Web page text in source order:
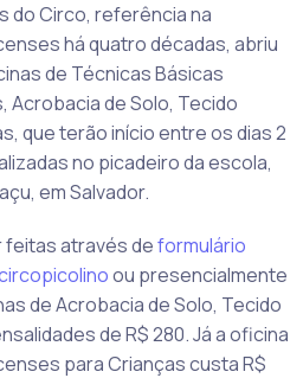
do Circo, referência na
há quatro décadas, abriu
de Técnicas Básicas
Acrobacia de Solo, Tecido
que terão início entre os dias 2
no picadeiro da escola,
em Salvador.
feitas através deformulário
ou presencialmente
de Acrobacia de Solo, Tecido
de R$ 280. Já a oficina
para Crianças custa R$